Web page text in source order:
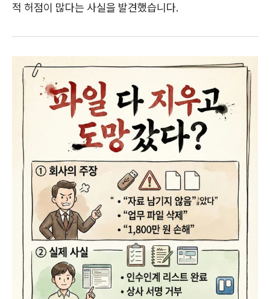
적 허점이 많다는 사실을 발견했습니다.